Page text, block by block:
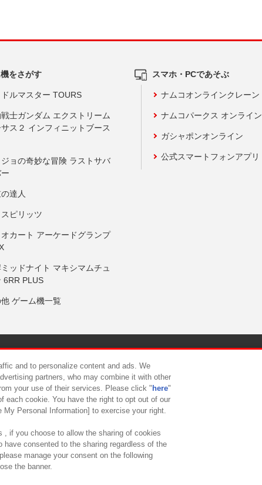
をさがす
ルマスター TOURS
士ガンダム エクストリーム
ス２ インフィニットブース
ョの奇妙な冒険 ラストサバ
達人
ピリッツ
カート アーケードグランプ
ッドナイト マキシマムチュ
6RR PLUS
ゲーム機一覧
スマホ・PCであそぶ
ナムコオンラインクレーン
ナムコパークス オンライ
ガシャポンオンライン
公式スマートフォンアプリ
について カスタマーハラスメント対応方針
and to personalize content and ads. We
partners, who may combine it with other
your use of their services. Please click " here"
each cookie. You have the right to opt out of our
Personal Information] to exercise your right.
, if you choose to allow the sharing of cookies
have consented to the sharing regardless of the
manage your consent on the following
the banner.